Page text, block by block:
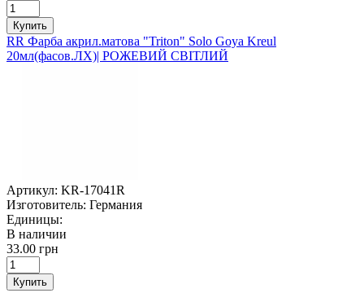
Купить
RR Фарба акрил.матова "Triton" Solo Goya Kreul
20мл(фасов.ЛХ)| РОЖЕВИЙ СВІТЛИЙ
Артикул: KR-17041R
Изготовитель: Германия
Единицы:
В наличии
33.00 грн
Купить